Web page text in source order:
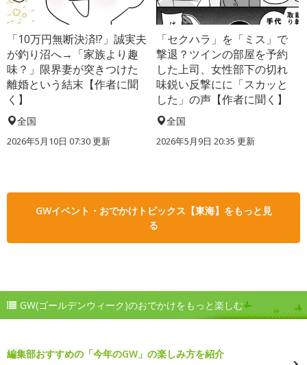
「10万円無断決済!?」誠実夫
が釣り沼へ→「家族より趣
味？」限界妻が突きつけた
離婚という結末【作者に聞
く】
全国
2026年5月10日 07:30 更新
「セクハラ」を「ミス」で
撃退？ツインの部屋を予約
した上司、女性部下の切れ
味鋭い反撃にに「スカッと
した」の声【作者に聞く】
全国
2026年5月9日 20:35 更新
GWイベント・おでかけトピックス【東海】をもっと見
る
GW(ゴールデンウィーク)のおでかけをもっと楽しむ
編集部おすすめの「今年のGW」の楽しみ方を紹介